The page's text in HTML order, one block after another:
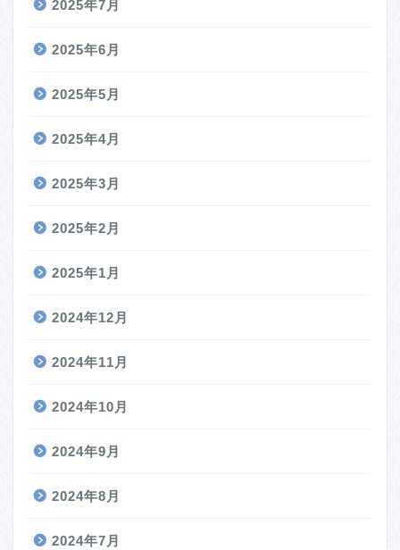
2025年7月
2025年6月
2025年5月
2025年4月
2025年3月
2025年2月
2025年1月
2024年12月
2024年11月
2024年10月
2024年9月
2024年8月
2024年7月